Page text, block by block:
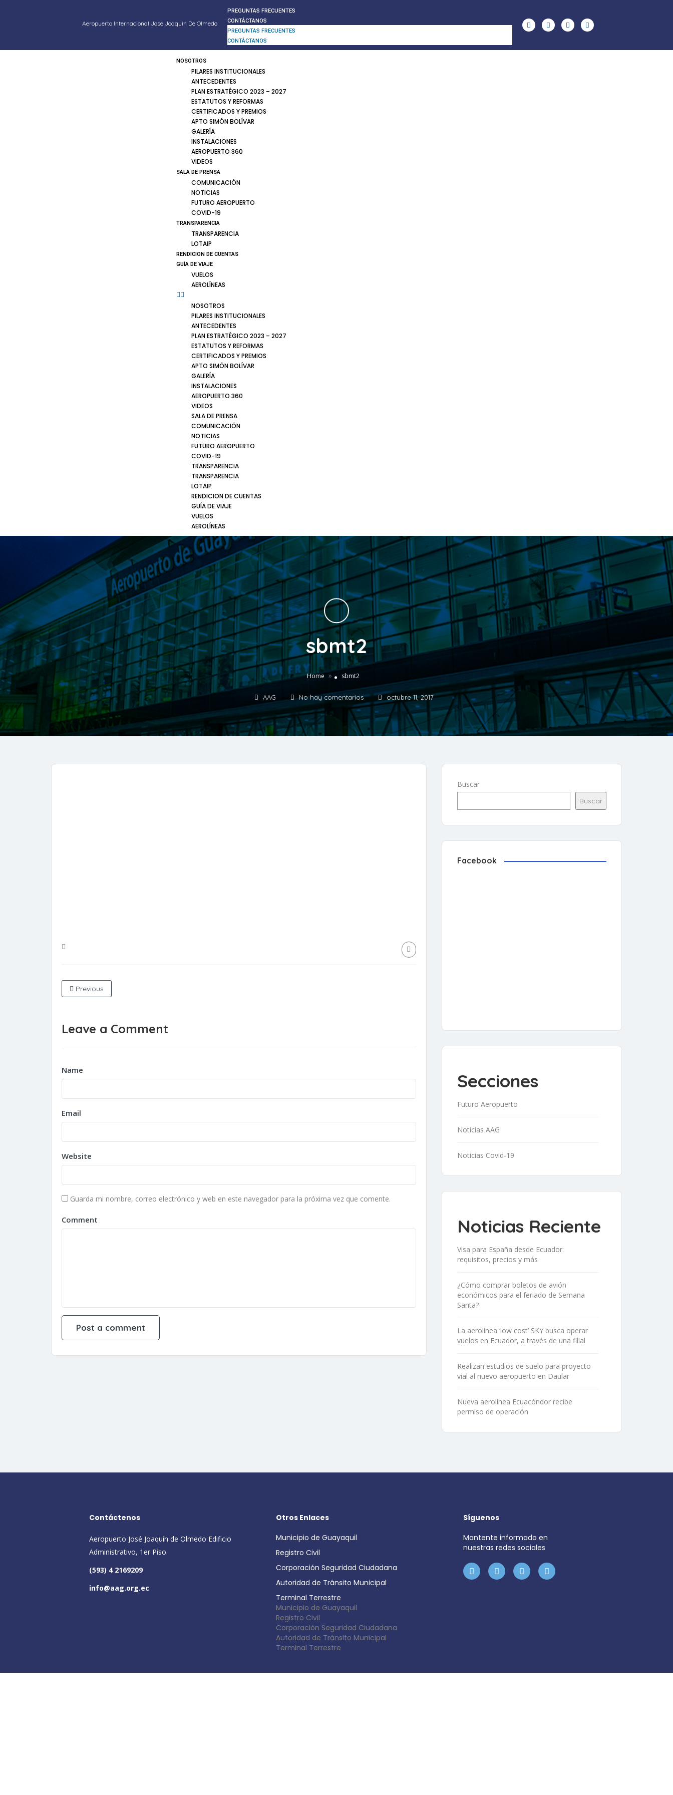
Aeropuerto Internacional José Joaquín De Olmedo
PREGUNTAS FRECUENTES
CONTÁCTANOS
PREGUNTAS FRECUENTES
CONTÁCTANOS
NOSOTROS
PILARES INSTITUCIONALES
ANTECEDENTES
PLAN ESTRATÉGICO 2023 – 2027
ESTATUTOS Y REFORMAS
CERTIFICADOS Y PREMIOS
APTO SIMÓN BOLÍVAR
GALERÍA
INSTALACIONES
AEROPUERTO 360
VIDEOS
SALA DE PRENSA
COMUNICACIÓN
NOTICIAS
FUTURO AEROPUERTO
COVID-19
TRANSPARENCIA
TRANSPARENCIA
LOTAIP
RENDICION DE CUENTAS
GUÍA DE VIAJE
VUELOS
AEROLÍNEAS
NOSOTROS
PILARES INSTITUCIONALES
ANTECEDENTES
PLAN ESTRATÉGICO 2023 – 2027
ESTATUTOS Y REFORMAS
CERTIFICADOS Y PREMIOS
APTO SIMÓN BOLÍVAR
GALERÍA
INSTALACIONES
AEROPUERTO 360
VIDEOS
SALA DE PRENSA
COMUNICACIÓN
NOTICIAS
FUTURO AEROPUERTO
COVID-19
TRANSPARENCIA
TRANSPARENCIA
LOTAIP
RENDICION DE CUENTAS
GUÍA DE VIAJE
VUELOS
AEROLÍNEAS
sbmt2
Home » sbmt2
AAG No hay comentarios octubre 11, 2017
Previous
Leave a Comment
Name
Email
Website
Guarda mi nombre, correo electrónico y web en este navegador para la próxima vez que comente.
Comment
Buscar
Buscar
Facebook
Secciones
Futuro Aeropuerto
Noticias AAG
Noticias Covid-19
Noticias Reciente
Visa para España desde Ecuador:
requisitos, precios y más
¿Cómo comprar boletos de avión
económicos para el feriado de Semana
Santa?
La aerolínea ‘low cost’ SKY busca operar
vuelos en Ecuador, a través de una filial
Realizan estudios de suelo para proyecto
vial al nuevo aeropuerto en Daular
Nueva aerolínea Ecuacóndor recibe
permiso de operación
Contáctenos
Aeropuerto José Joaquín de Olmedo Edificio
Administrativo, 1er Piso.
(593) 4 2169209
info@aag.org.ec
Otros Enlaces
Municipio de Guayaquil
Registro Civil
Corporación Seguridad Ciudadana
Autoridad de Tránsito Municipal
Terminal Terrestre
Municipio de Guayaquil
Registro Civil
Corporación Seguridad Ciudadana
Autoridad de Tránsito Municipal
Terminal Terrestre
Síguenos
Mantente informado en
nuestras redes sociales